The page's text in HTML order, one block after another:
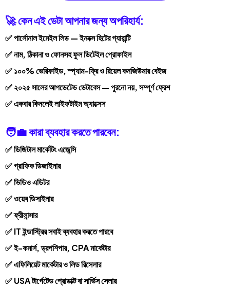
🚀 কেন এই ডেটা আপনার জন্য অপরিহার্য:
✅ পার্সোনাল ইমেইল লিড — ইনবক্স হিটের গ্যারান্টি
✅ নাম, ঠিকানা ও ফোনসহ ফুল ডিটেইল প্রোফাইল
✅ ১০০% ভেরিফাইড, স্প্যাম-ফ্রি ও রিয়েল কনজিউমার বেইজ
✅ ২০২৫ সালের আপডেটেড ডেটাবেস — পুরনো নয়, সম্পূর্ণ ফ্রেশ
✅ একবার কিনলেই লাইফটাইম অ্যাক্সেস
🧑‍💼 কারা ব্যবহার করতে পারবেন:
✅ ডিজিটাল মার্কেটিং এজেন্সি
✅ গ্রাফিক ডিজাইনার
✅ ভিডিও এডিটর
✅ ওয়েব ডিসাইনার
✅ ফ্রীলান্সার
✅ IT ইন্ডাস্ট্রির সবাই ব্যবহার করতে পারবে
✅ ই-কমার্স, ড্রপশিপার, CPA মার্কেটার
✅ এফিলিয়েট মার্কেটার ও লিড রিসেলার
✅ USA টার্গেটেড প্রোডাক্ট বা সার্ভিস সেলার